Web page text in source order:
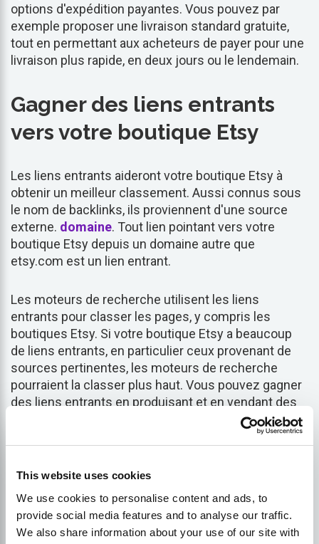
This website uses cookies
We use cookies to personalise content and ads, to
provide social media features and to analyse our traffic.
We also share information about your use of our site with
options d'expédition payantes. Vous pouvez par
exemple proposer une livraison standard gratuite,
tout en permettant aux acheteurs de payer pour une
livraison plus rapide, en deux jours ou le lendemain.
Gagner des liens entrants
vers votre boutique Etsy
Les liens entrants aideront votre boutique Etsy à
obtenir un meilleur classement. Aussi connus sous
le nom de backlinks, ils proviennent d'une source
externe. domaine. Tout lien pointant vers votre
boutique Etsy depuis un domaine autre que
etsy.com est un lien entrant.
Les moteurs de recherche utilisent les liens
entrants pour classer les pages, y compris les
boutiques Etsy. Si votre boutique Etsy a beaucoup
de liens entrants, en particulier ceux provenant de
sources pertinentes, les moteurs de recherche
pourraient la classer plus haut. Vous pouvez gagner
des liens entrants en produisant et en vendant des
produits de qualité supérieure. Et lorsque vous
communiquez avec les acheteurs, encouragez-les à
connaissances.famille. Si les acheteurs apprécient
boutique Etsy depuis leurs profils de médias sociaux
ou leurs propres sites web.